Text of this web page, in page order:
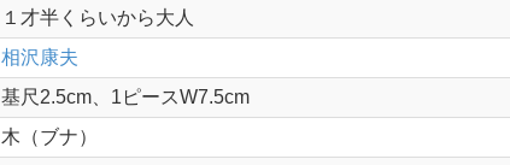
１才半くらいから大人
相沢康夫
基尺2.5cm、1ピースW7.5cm
木（ブナ）